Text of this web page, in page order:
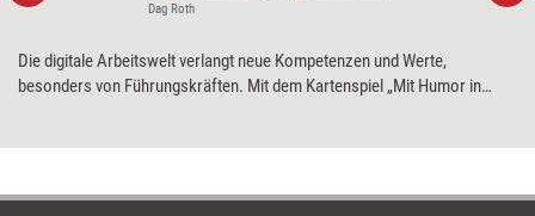
Dag Roth
Die digitale Arbeitswelt verlangt neue Kompetenzen und Werte,
besonders von Führungskräften. Mit dem Kartenspiel „Mit Humor in